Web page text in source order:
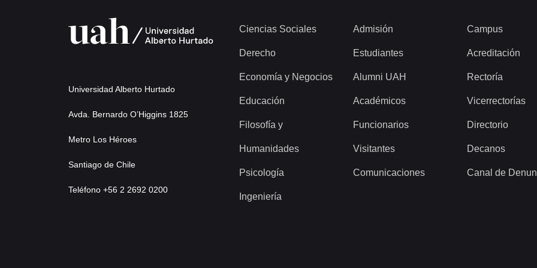
Universidad Alberto Hurtado
Avda. Bernardo O’Higgins 1825
Metro Los Héroes
Santiago de Chile
Teléfono +56 2 2692 0200
Ciencias Sociales
Derecho
Economía y Negocios
Educación
Filosofía y
Humanidades
Psicología
Ingeniería
Admisión
Estudiantes
Alumni UAH
Académicos
Funcionarios
Visitantes
Comunicaciones
Campus
Acreditación
Rectoría
Vicerrectorías
Directorio
Decanos
Canal de